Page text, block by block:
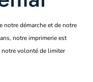
notre démarche et de notre
notre imprimerie est
notre volonté de limiter